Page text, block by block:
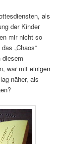
als
der Kinder
mir nicht so
„Chaos“
diesem
war mit einigen
näher, als